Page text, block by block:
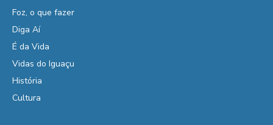
Foz, o que fazer
Diga Aí
É da Vida
Vidas do Iguaçu
História
Cultura